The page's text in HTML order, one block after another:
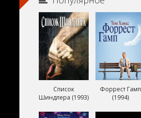
Список
Шиндлера (1993)
Форрест Гамп
(1994)